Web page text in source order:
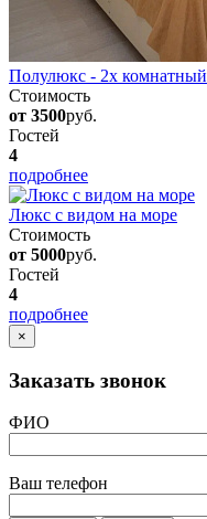
Полулюкс - 2х комнатный
Стоимость
от 3500руб.
Гостей
4
подробнее
Люкс с видом на море
Стоимость
от 5000руб.
Гостей
4
подробнее
×
Заказать звонок
ФИО
Ваш телефон